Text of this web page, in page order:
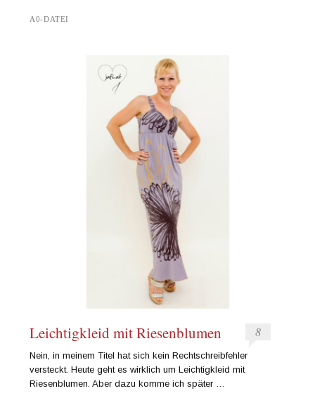
A0-DATEI
Leichtigkleid mit Riesenblumen 8
Nein, in meinem Titel hat sich kein Rechtschreibfehler
versteckt. Heute geht es wirklich um Leichtigkleid mit
Riesenblumen. Aber dazu komme ich später …